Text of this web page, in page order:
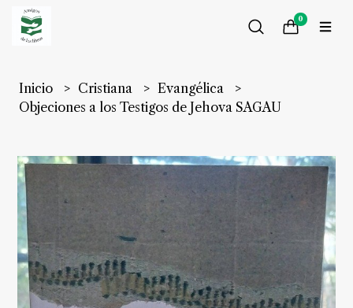
0
Inicio Cristiana
Evangélica
Objeciones a los Testigos de Jehova SAGAU